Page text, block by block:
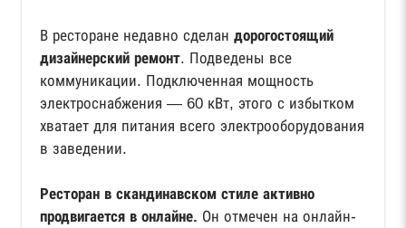
В ресторане недавно сделан дорогостоящий
дизайнерский ремонт. Подведены все
коммуникации. Подключенная мощность
электроснабжения — 60 кВт, этого с избытком
хватает для питания всего электрооборудования
в заведении.
Ресторан в скандинавском стиле активно
продвигается в онлайне. Он отмечен на онлайн-